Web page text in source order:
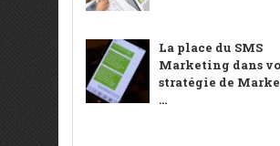
La place du SMS
Marketing dans
stratégie de
...